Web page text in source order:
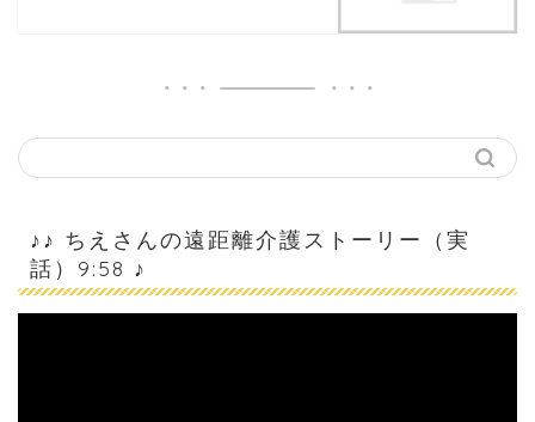
♪♪ ちえさんの遠距離介護ストーリー（実
話）9:58 ♪